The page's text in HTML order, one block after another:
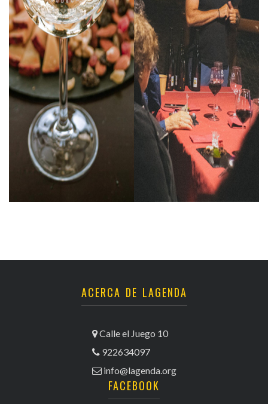
ACERCA DE LAGENDA
Calle el Juego 10
922634097
info@lagenda.org
FACEBOOK